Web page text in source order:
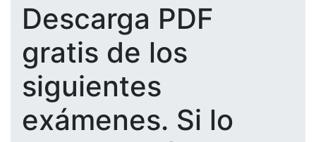
Descarga PDF
gratis de los
siguientes
exámenes. Si lo